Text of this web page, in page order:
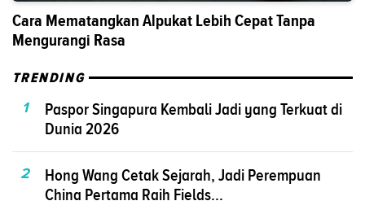
Cara Mematangkan Alpukat Lebih Cepat Tanpa
Mengurangi Rasa
TRENDING
1
Paspor Singapura Kembali Jadi yang Terkuat di
Dunia 2026
2
Hong Wang Cetak Sejarah, Jadi Perempuan
China Pertama Raih Fields...